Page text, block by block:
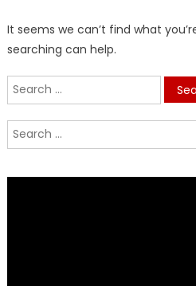
It seems we can’t find what
searching can help.
Search
for:
Search
for: